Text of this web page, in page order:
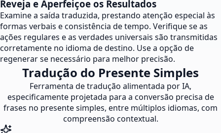
Reveja e Aperfeiçoe os Resultados
Examine a saída traduzida, prestando atenção especial às
formas verbais e consistência de tempo. Verifique se as
ações regulares e as verdades universais são transmitidas
corretamente no idioma de destino. Use a opção de
regenerar se necessário para melhor precisão.
Tradução do Presente Simples
Ferramenta de tradução alimentada por IA,
especificamente projetada para a conversão precisa de
frases no presente simples, entre múltiplos idiomas, com
compreensão contextual.